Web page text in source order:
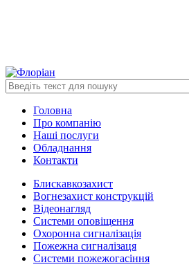
Головна
Про компанію
Наші послуги
Обладнання
Контакти
Блискавкозахист
Вогнезахист конструкцій
Відеонагляд
Системи оповіщення
Охоронна сигналізація
Пожежна сигналізаця
Системи пожежогасіння